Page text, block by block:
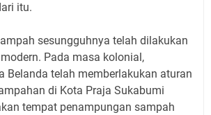
itu.
sesungguhnya telah dilakukan
Pada masa kolonial,
Belanda telah memberlakukan aturan
di Kota Praja Sukabumi
tempat penampungan sampah